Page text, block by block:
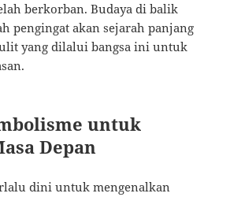
berkorban. Budaya di balik
pengingat akan sejarah panjang
yang dilalui bangsa ini untuk
untuk
Depan
dini untuk mengenalkan